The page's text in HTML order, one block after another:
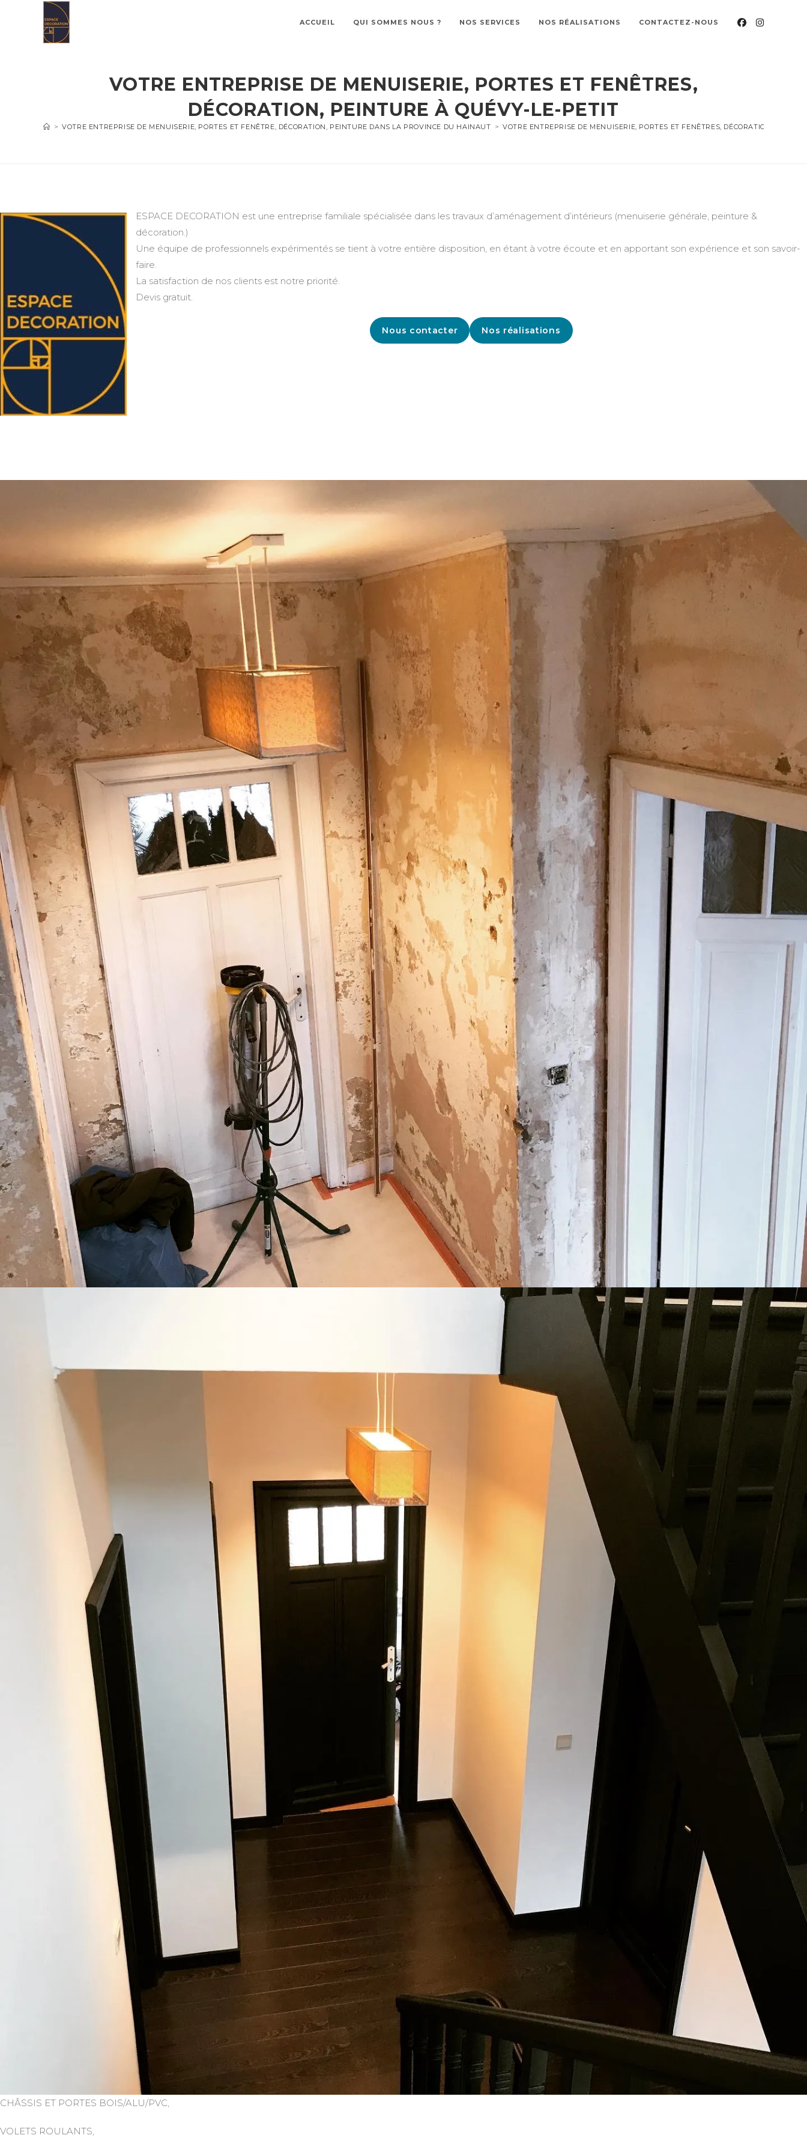
ACCUEIL QUI SOMMES NOUS ? NOS SERVICES NOS RÉALISATIONS CONTACTEZ-NOUS
VOTRE ENTREPRISE DE MENUISERIE, PORTES ET FENÊTRES,
DÉCORATION, PEINTURE À QUÉVY-LE-PETIT
> VOTRE ENTREPRISE DE MENUISERIE, PORTES ET FENÊTRE, DÉCORATION, PEINTURE DANS LA PROVINCE DU HAINAUT > VOTRE ENTREPRISE DE MENUISERIE, PORTES ET FENÊTRES, DÉCORATION,
ESPACE DECORATION est une entreprise familiale spécialisée dans les travaux d’aménagement d’intérieurs (menuiserie générale, peinture &
décoration.)
Une équipe de professionnels expérimentés se tient à votre entière disposition, en étant à votre écoute et en apportant son expérience et son savoir-
faire.
La satisfaction de nos clients est notre priorité.
Devis gratuit.
Nous contacter Nos réalisations
CHÂSSIS ET PORTES BOIS/ALU/PVC,
VOLETS ROULANTS,